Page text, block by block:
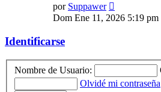
por Suppawer
último
Dom Ene 11, 2026 5:19 pm
Identificarse
Nombre de Usuario:
Olvidé mi contraseña